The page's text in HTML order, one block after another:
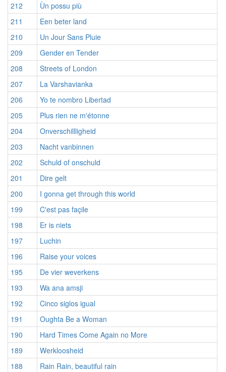
212
Ùn possu più
211
Een beter land
210
Un Jour Sans Pluie
209
Gender en Tender
208
Streets of London
207
La Varshavianka
206
Yo te nombro Libertad
205
Plus rien ne m'étonne
204
Onverschillligheid
203
Nacht vanbinnen
202
Schuld of onschuld
201
Dire gelt
200
I gonna get through this world
199
C'est pas façile
198
Er is niets
197
Luchin
196
Raise your voices
195
De vier weverkens
193
Wa ana amsji
192
Cinco siglos igual
191
Oughta Be a Woman
190
Hard Times Come Again no More
189
Werkloosheid
188
Rain Rain, beautiful rain